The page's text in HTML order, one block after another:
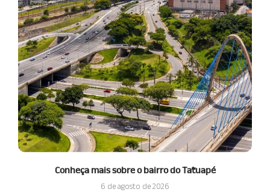
Conheça mais sobre o bairro do Tatuapé
6 de agosto de 2026